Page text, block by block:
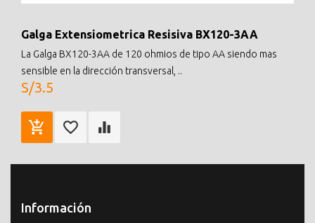
Galga Extensiometrica Resisiva BX120-3AA
La Galga BX120-3AA de 120 ohmios de tipo AA siendo mas
sensible en la dirección transversal, ..
S/3.5
Información